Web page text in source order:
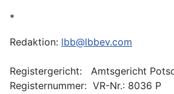
*
Redaktion: lbb@lbbev.com
Registergericht: Amtsgericht
Registernummer: VR-Nr.: 8036 P